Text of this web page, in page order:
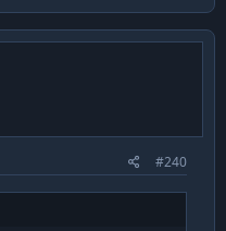
#240